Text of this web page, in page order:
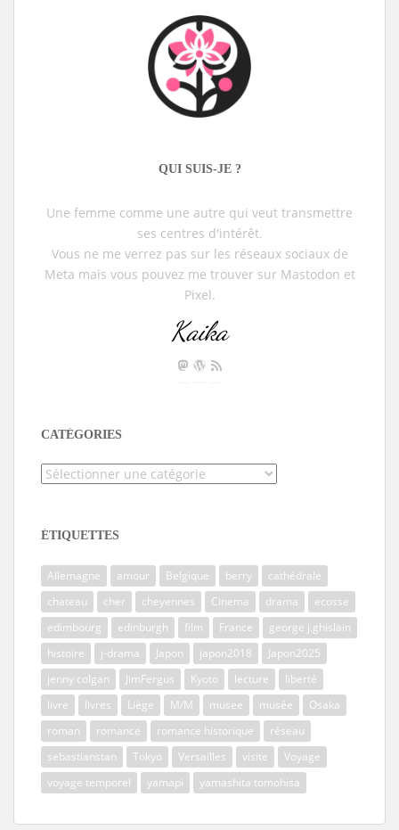
QUI SUIS-JE ?
Une femme comme une autre qui veut transmettre
ses centres d'intérêt.
Vous ne me verrez pas sur les réseaux sociaux de
Meta mais vous pouvez me trouver sur Mastodon et
Pixel.
Kaika
CATÉGORIES
Catégories
ÉTIQUETTES
Allemagne amour Belgique berry
cathédrale
chateau
cher cheyennes Cinema drama
ecosse
edimbourg
edinburgh film France
george j.ghislain
histoire
j-drama Japon japon2018
Japon2025
jenny colgan
JimFergus Kyoto lecture
liberté
livre
livres Liège M/M musee musée
Osaka
roman
romance romance historique
réseau
sebastianstan
Tokyo Versailles visite
Voyage
voyage temporel
yamapi yamashita tomohisa